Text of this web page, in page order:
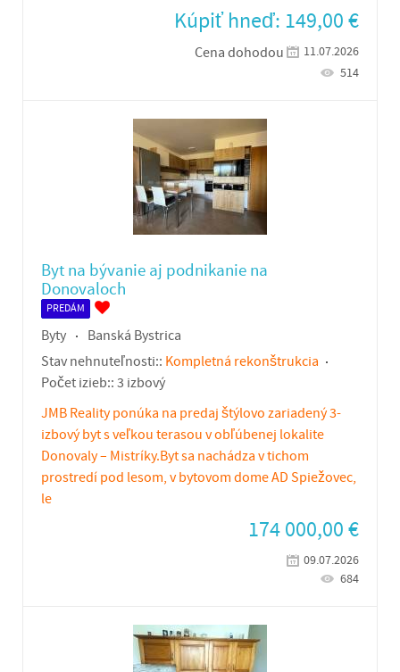
Kúpiť hneď: 149,00€
Cena dohodou
11.07.2026
514
Byt na bývanie aj podnikanie na
Donovaloch
PREDÁM
Byty
Banská Bystrica
Stav nehnuteľnosti:: Kompletná rekonštrukcia
Počet izieb:: 3 izbový
JMB Reality ponúka na predaj štýlovo zariadený 3-
izbový byt s veľkou terasou v obľúbenej lokalite
Donovaly – Mistríky.Byt sa nachádza v tichom
prostredí pod lesom, v bytovom dome AD Spiežovec,
le
174 000,00€
09.07.2026
684